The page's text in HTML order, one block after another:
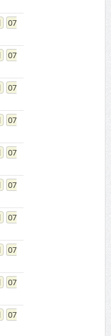
07
07
07
07
07
07
07
07
07
07